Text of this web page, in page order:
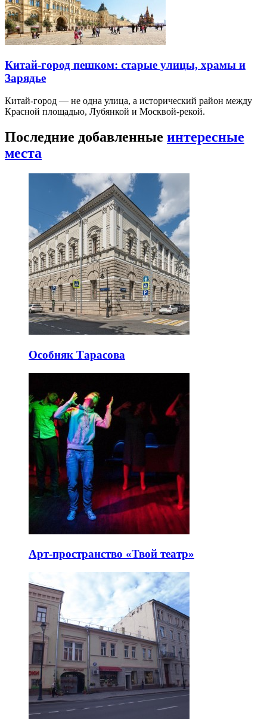
Китай-город пешком: старые улицы, храмы и
Зарядье
Китай-город — не одна улица, а исторический район между
Красной площадью, Лубянкой и Москвой-рекой.
Последние добавленные интересные
места
Особняк Тарасова
Арт-пространство «Твой театр»